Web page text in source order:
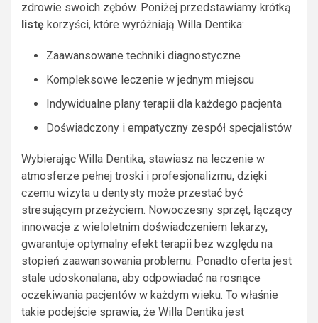
zdrowie swoich zębów. Poniżej przedstawiamy krótką
listę korzyści, które wyróżniają Willa Dentika:
Zaawansowane techniki diagnostyczne
Kompleksowe leczenie w jednym miejscu
Indywidualne plany terapii dla każdego pacjenta
Doświadczony i empatyczny zespół specjalistów
Wybierając Willa Dentika, stawiasz na leczenie w
atmosferze pełnej troski i profesjonalizmu, dzięki
czemu wizyta u dentysty może przestać być
stresującym przeżyciem. Nowoczesny sprzęt, łączący
innowacje z wieloletnim doświadczeniem lekarzy,
gwarantuje optymalny efekt terapii bez względu na
stopień zaawansowania problemu. Ponadto oferta jest
stale udoskonalana, aby odpowiadać na rosnące
oczekiwania pacjentów w każdym wieku. To właśnie
takie podejście sprawia, że Willa Dentika jest